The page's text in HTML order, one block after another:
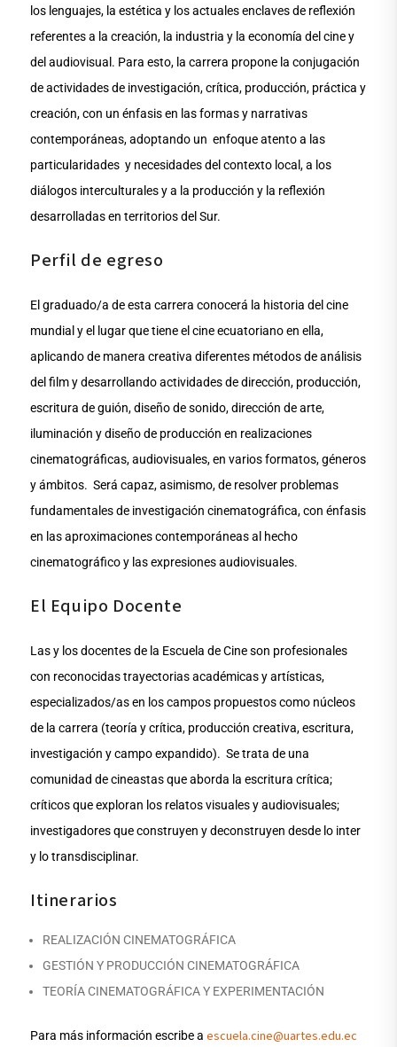
los lenguajes, la estética y los actuales enclaves de reflexión
referentes a la creación, la industria y la economía del cine y
del audiovisual. Para esto, la carrera propone la conjugación
de actividades de investigación, crítica, producción, práctica y
creación, con un énfasis en las formas y narrativas
contemporáneas, adoptando un enfoque atento a las
particularidades y necesidades del contexto local, a los
diálogos interculturales y a la producción y la reflexión
desarrolladas en territorios del Sur.
Perfil de egreso
El graduado/a de esta carrera conocerá la historia del cine
mundial y el lugar que tiene el cine ecuatoriano en ella,
aplicando de manera creativa diferentes métodos de análisis
del film y desarrollando actividades de dirección, producción,
escritura de guión, diseño de sonido, dirección de arte,
iluminación y diseño de producción en realizaciones
cinematográficas, audiovisuales, en varios formatos, géneros
y ámbitos. Será capaz, asimismo, de resolver problemas
fundamentales de investigación cinematográfica, con énfasis
en las aproximaciones contemporáneas al hecho
cinematográfico y las expresiones audiovisuales.
El Equipo Docente
Las y los docentes de la Escuela de Cine son profesionales
con reconocidas trayectorias académicas y artísticas,
especializados/as en los campos propuestos como núcleos
de la carrera (teoría y crítica, producción creativa, escritura,
investigación y campo expandido). Se trata de una
comunidad de cineastas que aborda la escritura crítica;
críticos que exploran los relatos visuales y audiovisuales;
investigadores que construyen y deconstruyen desde lo inter
y lo transdisciplinar.
Itinerarios
REALIZACIÓN CINEMATOGRÁFICA
GESTIÓN Y PRODUCCIÓN CINEMATOGRÁFICA
TEORÍA CINEMATOGRÁFICA Y EXPERIMENTACIÓN
Para más información escribe aescuela.cine@uartes.edu.ec